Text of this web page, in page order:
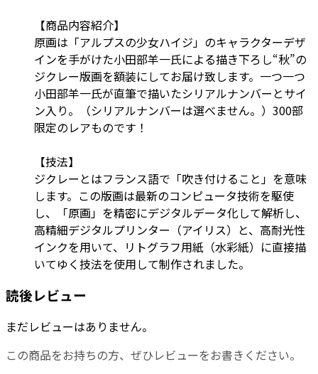
【商品内容紹介】
原画は「アルプスの少女ハイジ」のキャラクターデザ
インを手がけた小田部羊一氏による描き下ろし“秋”の
ジクレー版画を額装にしてお届け致します。一つ一つ
小田部羊一氏が直筆で描いたシリアルナンバーとサイ
ン入り。（シリアルナンバーは選べません。）300部
限定のレアものです！
【技法】
ジクレーとはフランス語で「吹き付けること」を意味
します。この版画は最新のコンピュータ技術を駆使
し、「原画」を精密にデジタルデータ化して解析し、
高精細デジタルプリンター（アイリス）と、高耐光性
インクを用いて、リトグラフ用紙（水彩紙）に直接描
いてゆく技法を使用して制作されました。
読後レビュー
まだレビューはありません。
この商品をお持ちの方、ぜひレビューをお書きください。